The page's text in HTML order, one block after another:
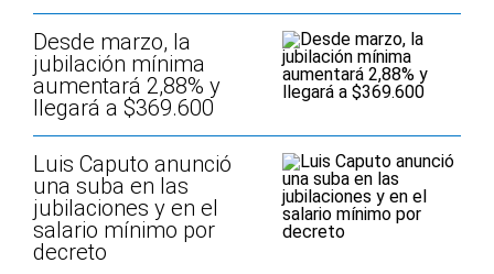
Desde marzo, la
jubilación mínima
aumentará 2,88% y
llegará a $369.600
Luis Caputo anunció
una suba en las
jubilaciones y en el
salario mínimo por
decreto